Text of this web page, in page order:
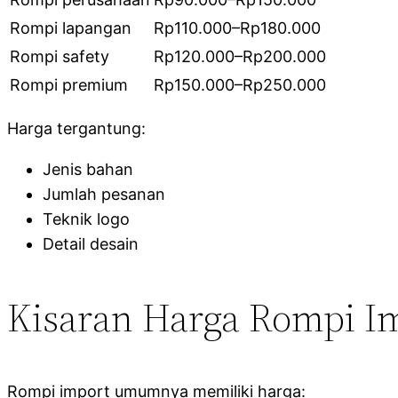
Rompi lapangan
Rp110.000–Rp180.000
Rompi safety
Rp120.000–Rp200.000
Rompi premium
Rp150.000–Rp250.000
Harga tergantung:
Jenis bahan
Jumlah pesanan
Teknik logo
Detail desain
Kisaran Harga Rompi
Rompi import umumnya memiliki harga: